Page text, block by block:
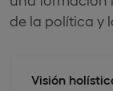
de la política y
Visión